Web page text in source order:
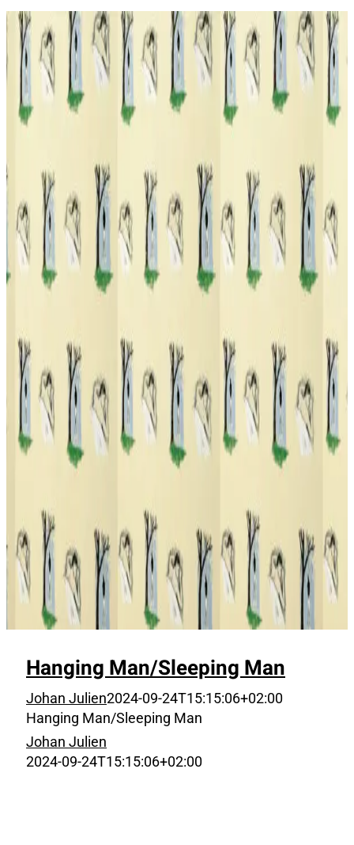
Hanging Man/Sleeping Man
Johan Julien2024-09-24T15:15:06+02:00
Hanging Man/Sleeping Man
Johan Julien
2024-09-24T15:15:06+02:00